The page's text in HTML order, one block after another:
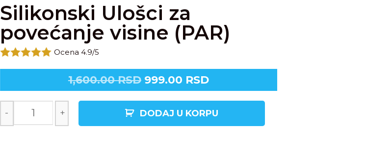
Silikonski Ulošci za
povećanje visine (PAR)
Ocena 4.9/5
1,600.00RSD 999.00 RSD
- + DODAJ U KORPU